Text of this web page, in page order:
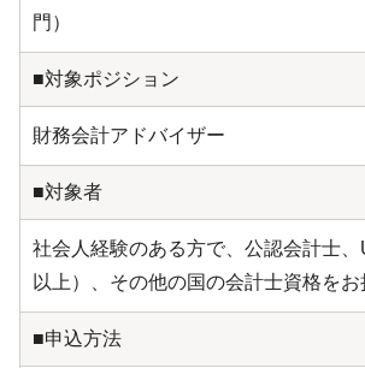
門）
■対象ポジション
財務会計アドバイザー
■対象者
社会人経験のある方で、公認会計士、
以上）、その他の国の会計士資格を
■申込方法